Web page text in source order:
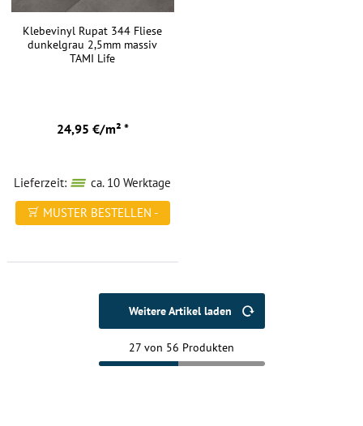
Klebevinyl Rupat 344 Fliese
dunkelgrau 2,5mm massiv
TAMI Life
24,95 €/m² *
Lieferzeit:
ca. 10 Werktage
MUSTER BESTELLEN -
Weitere Artikel laden
27 von 56 Produkten